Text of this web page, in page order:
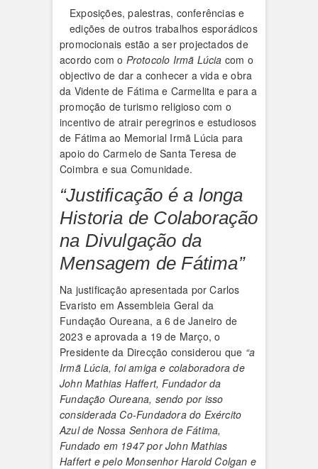
Exposições, palestras, conferências e
edições de outros trabalhos esporádicos
promocionais estão a ser projectados de
acordo com o Protocolo Irmã Lúcia com o
objectivo de dar a conhecer a vida e obra
da Vidente de Fátima e Carmelita e para a
promoção de turismo religioso com o
incentivo de atrair peregrinos e estudiosos
de Fátima ao Memorial Irmã Lúcia para
apoio do Carmelo de Santa Teresa de
Coimbra e sua Comunidade.
“Justificação é a longa
Historia de Colaboração
na Divulgação da
Mensagem de Fátima”
Na justificação apresentada por Carlos
Evaristo em Assembleia Geral da
Fundação Oureana, a 6 de Janeiro de
2023 e aprovada a 19 de Março, o
Presidente da Direcção considerou que “a
Irmã Lúcia, foi amiga e colaboradora de
John Mathias Haffert, Fundador da
Fundação Oureana, sendo por isso
considerada Co-Fundadora do Exército
Azul de Nossa Senhora de Fátima,
Fundado em 1947 por John Mathias
Haffert e pelo Monsenhor Harold Colgan e